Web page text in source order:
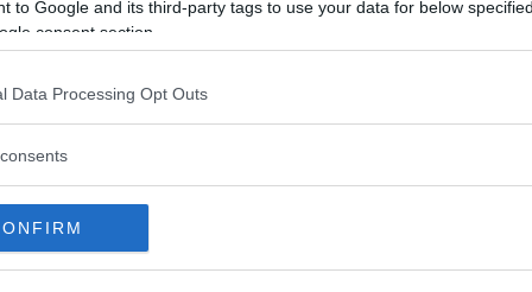
to Google and its third-party tags to use your data for below
consent section.
Data Processing Opt Outs
Kreaprenör: En
för Sverige är